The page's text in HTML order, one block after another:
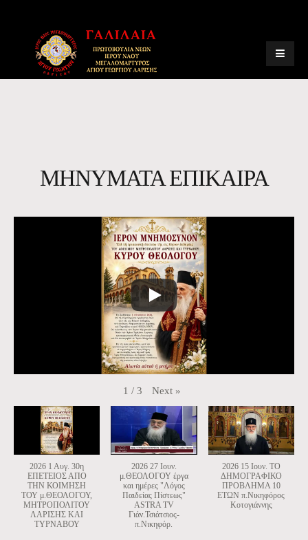
ΜΗΝΥΜΑΤΑ ΕΠΙΚΑΙΡΑ
1 / 3 Next »
2026 1 Αυγ. 30η
ΕΠΕΤΕΙΟΣ ΑΠΟ
ΤΗΝ ΚΟΙΜΗΣΗ
ΤΟΥ μ.ΘΕΟΛΟΓΟΥ,
ΜΗΤΡΟΠΟΛΙΤΟΥ
ΛΑΡΙΣΗΣ ΚΑΙ
ΤΥΡΝΑΒΟΥ
2026 27 Ιουν.
μ.ΘΕΟΛΟΓΟΥ έργα
και ημέρες "Λόγος
Παιδείας Πίστεως"
ASTRA TV
Γιάν.Τσιάτσιος-
π.Νικηφόρ.
2026 15 Ιουν. ΤΟ
ΔΗΜΟΓΡΑΦΙΚΟ
ΠΡΟΒΛΗΜΑ 10
ΕΤΩΝ π.Νικηφόρος
Κοτογιάννης